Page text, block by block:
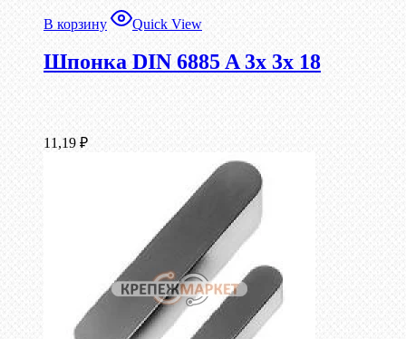
В корзину Quick View
Шпонка DIN 6885 A 3x 3x 18
11,19 ₽